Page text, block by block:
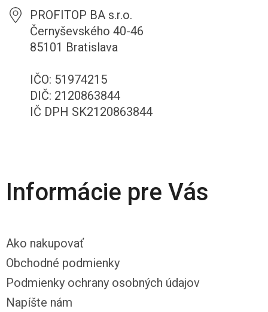
PROFITOP BA s.r.o.
Černyševského 40-46
85101 Bratislava
IČO: 51974215
DIČ: 2120863844
IČ DPH SK2120863844
Informácie pre Vás
Ako nakupovať
Obchodné podmienky
Podmienky ochrany osobných údajov
Napíšte nám